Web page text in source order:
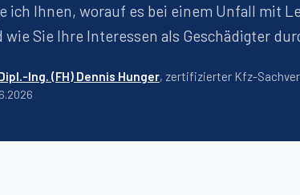
ich Ihnen, worauf es bei einem Unfall mit
Sie Ihre Interessen als Geschädigter
Ing. (FH) Dennis Hunger, zertifizierter Kfz-